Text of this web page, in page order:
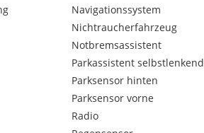
(Audi Phone Box)
inkl. (öffnen +
Multifunktion und
Navigationssystem
Nichtraucherfahrzeug
Notbremsassistent
Parkassistent selbstlenkend
Parksensor hinten
Parksensor vorne
Radio